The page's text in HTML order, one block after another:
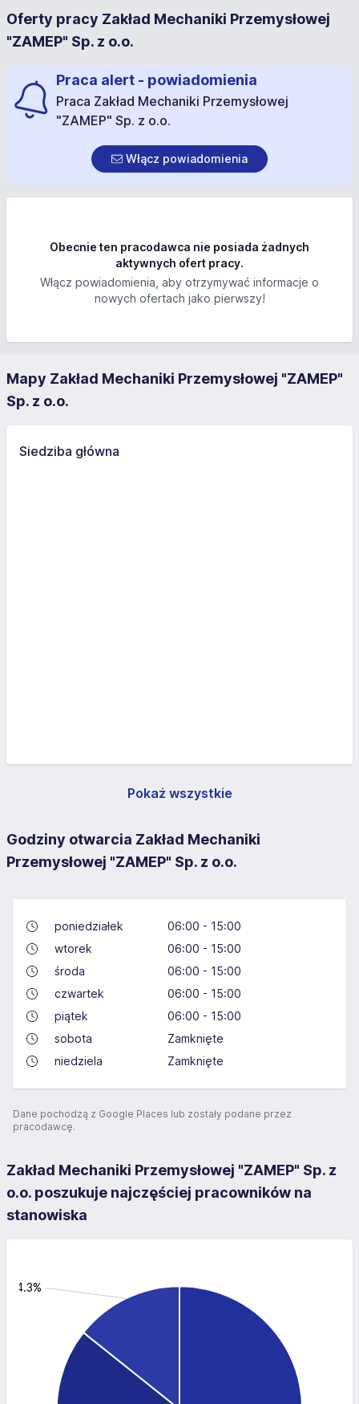
Oferty pracy Zakład Mechaniki Przemysłowej
"ZAMEP" Sp. z o.o.
Praca alert - powiadomienia
Praca Zakład Mechaniki Przemysłowej
"ZAMEP" Sp. z o.o.
Włącz powiadomienia
Obecnie ten pracodawca nie posiada żadnych
aktywnych ofert pracy.
Włącz powiadomienia, aby otrzymywać informacje o
nowych ofertach jako pierwszy!
Mapy Zakład Mechaniki Przemysłowej "ZAMEP"
Sp. z o.o.
Siedziba główna
Pokaż wszystkie
Godziny otwarcia Zakład Mechaniki
Przemysłowej "ZAMEP" Sp. z o.o.
poniedziałek
06:00 - 15:00
wtorek
06:00 - 15:00
środa
06:00 - 15:00
czwartek
06:00 - 15:00
piątek
06:00 - 15:00
sobota
Zamknięte
niedziela
Zamknięte
Dane pochodzą z Google Places lub zostały podane przez
pracodawcę.
Zakład Mechaniki Przemysłowej "ZAMEP" Sp. z
o.o. poszukuje najczęściej pracowników na
stanowiska
14.3%